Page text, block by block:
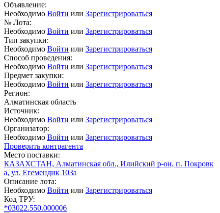
Объявление:
Необходимо Войти или Зарегистрироваться
№ Лота:
Необходимо Войти или Зарегистрироваться
Тип закупки:
Необходимо Войти или Зарегистрироваться
Способ проведения:
Необходимо Войти или Зарегистрироваться
Предмет закупки:
Необходимо Войти или Зарегистрироваться
Регион:
Алматинская область
Источник:
Необходимо Войти или Зарегистрироваться
Организатор:
Необходимо Войти или Зарегистрироваться
Проверить контрагента
Место поставки:
КАЗАХСТАН, Алматинская обл., Илийский р-он, п. Покровк
а, ул. Егемендик 103а
Описание лота:
Необходимо Войти или Зарегистрироваться
Код ТРУ:
*03022.550.000006